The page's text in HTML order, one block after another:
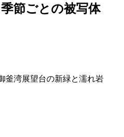
節ごとの被写体
釜湾展望台の新緑と濡れ岩